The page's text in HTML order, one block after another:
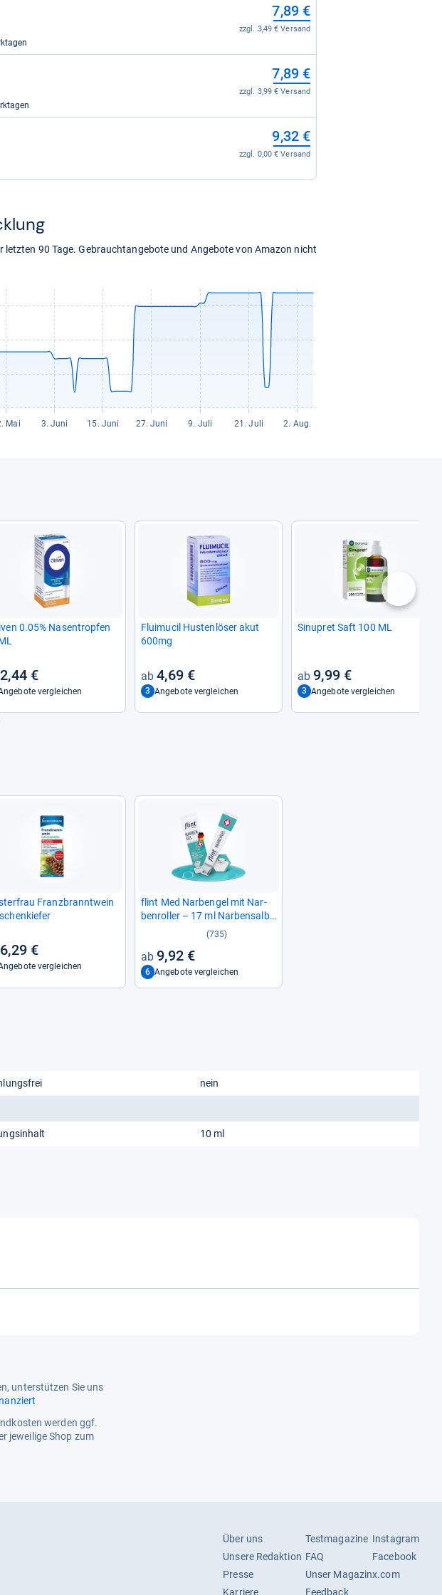
7,89 €
zzgl. 3,49 € Versand
7,89 €
zzgl. 3,99 € Versand
9,32 €
zzgl. 0,00 € Versand
letzten 90 Tage. Gebrauchtangebote und Angebote von Amazon nicht
0.05% Nasen­trop­fen
2,44 €
vergleichen
Flui­mu­cil Hus­ten­lö­ser akut
600mg
4,69 €
3 Angebote vergleichen
Sinu­pret Saft 100 ML
9,99 €
3 Angebote vergleichen
nächste
Franz­brannt­wein
6,29 €
vergleichen
flint Med Nar­ben­gel mit Nar­
ben­rol­ler – 17 ml Nar­ben­salbe
für geschmei­di­gere und glat­
(735)
9,92 €
6 Angebote vergleichen
nein
10 ml
unterstützen Sie uns
werden ggf.
jeweilige Shop zum
Über uns
Unsere Redaktion
Presse
Karriere
Testmagazine
FAQ
Unser Magazin
Feedback
Instagram
Facebook
x.com